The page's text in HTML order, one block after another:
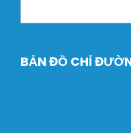
BẢN ĐỒ CHỈ